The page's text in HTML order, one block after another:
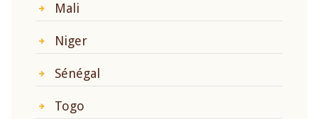
Mali
Niger
Sénégal
Togo